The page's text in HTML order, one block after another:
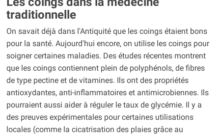
traditionnelle
On savait déjà dans l'Antiquité que les coings étaient bons
pour la santé. Aujourd'hui encore, on utilise les coings pour
soigner certaines maladies. Des études récentes montrent
que les coings contiennent plein de polyphénols, de fibres
de type pectine et de vitamines. Ils ont des propriétés
antioxydantes, anti-inflammatoires et antimicrobiennes. Ils
pourraient aussi aider à réguler le taux de glycémie. Il y a
des preuves expérimentales pour certaines utilisations
locales (comme la cicatrisation des plaies grâce au